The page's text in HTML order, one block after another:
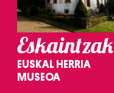
Eskaintzak
EUSKAL HERRIA
MUSEOA